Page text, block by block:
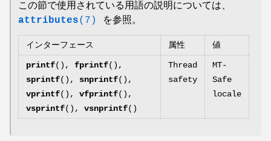
この節で使用されている用語の説明については、
attributes(7) を参照。
インターフェース 属性 値
printf(), fprintf(),
sprintf(), snprintf(),
vprintf(), vfprintf(),
vsprintf(), vsnprintf()
Thread
safety
MT-
Safe
locale